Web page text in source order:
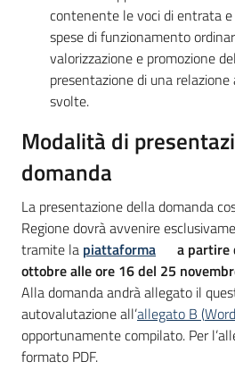
contenente le voci di entrata
spese di funzionamento
valorizzazione e promozione
presentazione di una
svolte.
Modalità di
domanda
La presentazione della domanda
Regione dovrà avvenire
tramite la piattaforma
a partire
ottobre alle ore 16 del 25
Alla domanda andrà allegato il
autovalutazione all’allegato B (Word
opportunamente compilato. Per
formato PDF.